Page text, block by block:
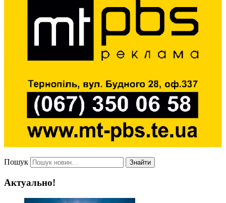
Пошук Знайти
Актуально!